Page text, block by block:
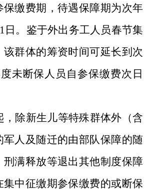
保缴费期，待遇保障期为次年
日。鉴于外出务工人员春节集
该群体的筹资时间可延长到次
未断保人员自参保缴费次日
，除新生儿等特殊群体外（含
军人及随迁的由部队保障的随
刑满释放等退出其他制度保障
集中征缴期参保缴费的或断保